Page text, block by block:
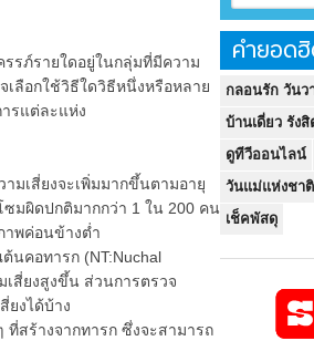
รภ์รายใดอยู่ในกลุ่มที่มีความ
เลือกใช้วิธีใดวิธีหนึ่งหรือหลาย
รแต่ละแห่ง
เสี่ยงจะเพิ่มมากขึ้นตามอายุ
ซมผิดปกติมากกว่า 1 ใน 200 คน
าพค่อนข้างต่ำ
คอทารก (NT:Nuchal
สี่ยงสูงขึ้น ส่วนการตรวจ
ยงได้บ้าง
สร้างจากทารก ซึ่งจะสามารถ
คำยอด
กลอนรัก วันว
บ้านเดี่ยว รังสิ
ดูทีวีออนไลน์
วันแม่แห่งชาติ
เช็คพัสดุ